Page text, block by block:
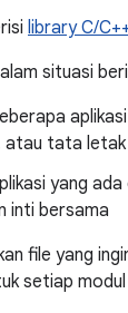
library C/
situasi
atau tata letak
yang
inti bersama
file yang
setiap modul